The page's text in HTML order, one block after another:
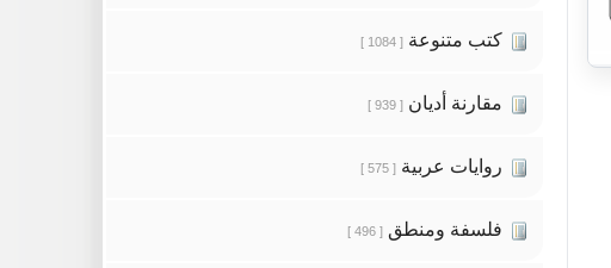
كتب متنوعة [ 1084 ]
مقارنة أديان [ 939 ]
روايات عربية [ 575 ]
فلسفة ومنطق [ 496 ]